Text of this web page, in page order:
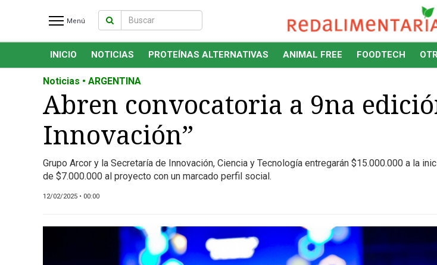
NOTICIAS RECIENTES
NOTICIAS
PROTEÍNAS ALTERNATIVAS
ANIMAL FREE
OTROS INGREDIENTES
QUIÉNES SOMOS
MARKETPLACE
Menú
INICIO NOTICIAS PROTEÍNAS ALTERNATIVAS ANIMAL FREE FOODTECH
Noticias • ARGENTINA
Abren convocatoria a 9na
Innovación”
Grupo Arcor y la Secretaría de Innovación, Ciencia y Tecnología entregarán $15.000.000 a la
de $7.000.000 al proyecto con un marcado perfil social.
12/02/2025 • 00:00